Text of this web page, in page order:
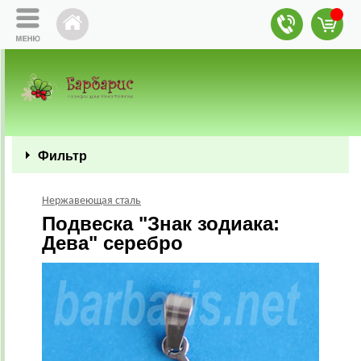
Фильтр
Нержавеющая сталь
Подвеска "Знак зодиака:
Дева" серебро